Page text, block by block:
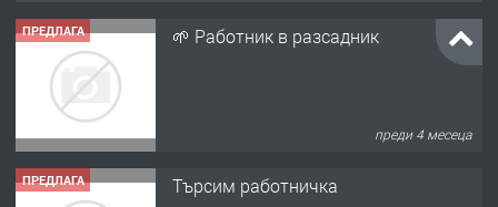
ПРЕДЛАГА 🌱 Работник в разсадник
преди 4 месеца
ПРЕДЛАГА Търсим работничка